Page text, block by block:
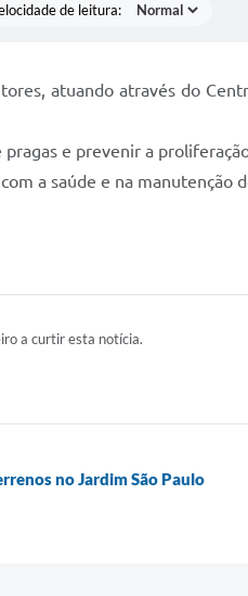
de leitura:
atuando através do
e prevenir a
a saúde e na manutenção
a curtir esta notícia.
no Jardim São Paulo